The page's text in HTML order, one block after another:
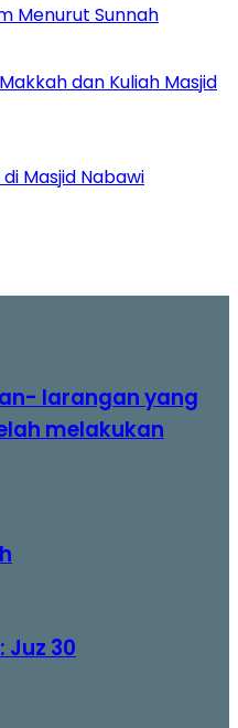
Menurut Sunnah
dan Kuliah Masjid
Masjid Nabawi
larangan yang
melakukan
Juz 30